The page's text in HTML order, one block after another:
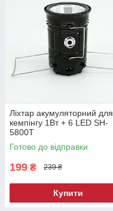
Ліхтар акумуляторний для
кемпінгу 1Вт + 6 LED SH-
5800T
Готово до відправки
199 ₴ 239 ₴
Купити